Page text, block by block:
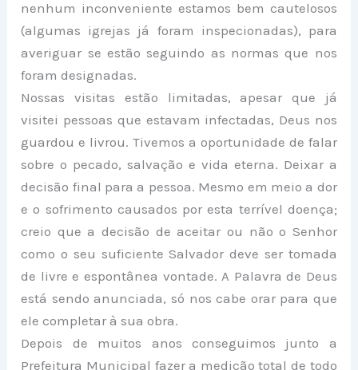
nenhum inconveniente estamos bem cautelosos
(algumas igrejas já foram inspecionadas), para
averiguar se estão seguindo as normas que nos
foram designadas.
Nossas visitas estão limitadas, apesar que já
visitei pessoas que estavam infectadas, Deus nos
guardou e livrou. Tivemos a oportunidade de falar
sobre o pecado, salvação e vida eterna. Deixar a
decisão final para a pessoa. Mesmo em meio a dor
e o sofrimento causados por esta terrível doença;
creio que a decisão de aceitar ou não o Senhor
como o seu suficiente Salvador deve ser tomada
de livre e espontânea vontade. A Palavra de Deus
está sendo anunciada, só nos cabe orar para que
ele completar à sua obra.
Depois de muitos anos conseguimos junto a
Prefeitura Municipal fazer a medição total de todo